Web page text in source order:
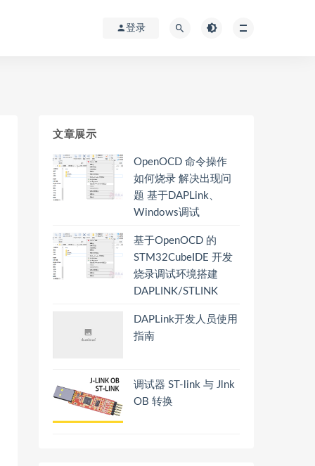
登录
文章展示
OpenOCD 命令操作
如何烧录 解决出现问
题 基于DAPLink、
Windows调试
基于OpenOCD 的
STM32CubeIDE 开发
烧录调试环境搭建
DAPLINK/STLINK
DAPLink开发人员使用
指南
调试器 ST-link 与 Jlnk
OB 转换